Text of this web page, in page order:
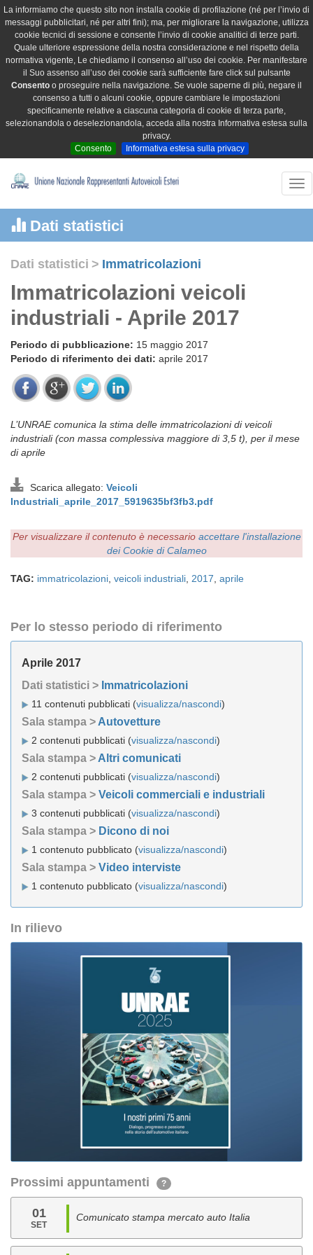
La informiamo che questo sito non installa cookie di profilazione (né per l’invio di
messaggi pubblicitari, né per altri fini); ma, per migliorare la navigazione, utilizza
cookie tecnici di sessione e consente l’invio di cookie analitici di terze parti.
Quale ulteriore espressione della nostra considerazione e nel rispetto della
normativa vigente, Le chiediamo il consenso all’uso dei cookie. Per manifestare
il Suo assenso all’uso dei cookie sarà sufficiente fare click sul pulsante
Consento o proseguire nella navigazione. Se vuole saperne di più, negare il
consenso a tutti o alcuni cookie, oppure cambiare le impostazioni
specificamente relative a ciascuna categoria di cookie di terza parte,
selezionandola o deselezionandola, acceda alla nostra Informativa estesa sulla
privacy.
Consento
Informativa estesa sulla privacy
Dati statistici
Dati statistici > Immatricolazioni
Immatricolazioni veicoli
industriali - Aprile 2017
Periodo di pubblicazione: 15 maggio 2017
Periodo di riferimento dei dati: aprile 2017
L’UNRAE comunica la stima delle immatricolazioni di veicoli
industriali (con massa complessiva maggiore di 3,5 t), per il mese
di aprile
Scarica allegato: Veicoli
Industriali_aprile_2017_5919635bf3fb3.pdf
Per visualizzare il contenuto è necessario accettare l'installazione
dei Cookie di Calameo
TAG: immatricolazioni veicoli industriali 2017 aprile
Per lo stesso periodo di riferimento
Aprile 2017
Dati statistici > Immatricolazioni
11 contenuti pubblicati (visualizza/nascondi)
Sala stampa > Autovetture
2 contenuti pubblicati (visualizza/nascondi)
Sala stampa > Altri comunicati
2 contenuti pubblicati (visualizza/nascondi)
Sala stampa > Veicoli commerciali e industriali
3 contenuti pubblicati (visualizza/nascondi)
Sala stampa > Dicono di noi
1 contenuto pubblicato (visualizza/nascondi)
Sala stampa > Video interviste
1 contenuto pubblicato (visualizza/nascondi)
In rilievo
Prossimi appuntamenti ?
01
SET
Comunicato stampa mercato auto Italia